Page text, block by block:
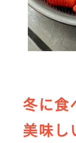
冬に食
美味し